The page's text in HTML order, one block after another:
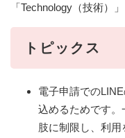
「Technology（技術）
トピックス
電子申請での
込めるためです
肢に制限し、利用